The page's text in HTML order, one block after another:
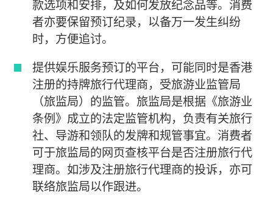
款选项和安排，及如何发放纪念品等。消费
者亦要保留预订纪录，以备万一发生纠纷
时，方便追讨。
提供娱乐服务预订的平台，可能同时是香港
注册的持牌旅行代理商，受旅游业监管局
（旅监局）的监管。旅监局是根据《旅游业
条例》成立的法定监管机构，负责有关旅行
社、导游和领队的发牌和规管事宜。消费者
可于旅监局的网页查核平台是否注册旅行代
理商。如涉及注册旅行代理商的投诉，亦可
联络旅监局以作跟进。